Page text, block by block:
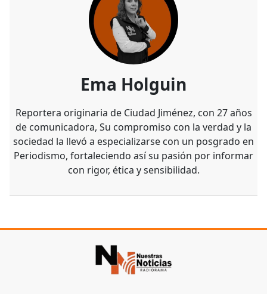
Ema Holguin
Reportera originaria de Ciudad Jiménez, con 27 años
de comunicadora, Su compromiso con la verdad y la
sociedad la llevó a especializarse con un posgrado en
Periodismo, fortaleciendo así su pasión por informar
con rigor, ética y sensibilidad.